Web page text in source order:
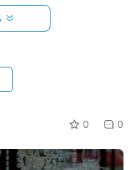
需退货”的退款申请。
垫付货款给买家。买家
以正常取款或使用。对
细步骤:
0 0